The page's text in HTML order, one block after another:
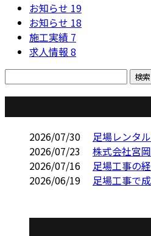
お知らせ 19
お知らせ 18
施工実績 7
求人情報 8
2026/07/30
足場レンタ
2026/07/23
株式会社宮
2026/07/16
足場工事の
2026/06/19
足場工事で